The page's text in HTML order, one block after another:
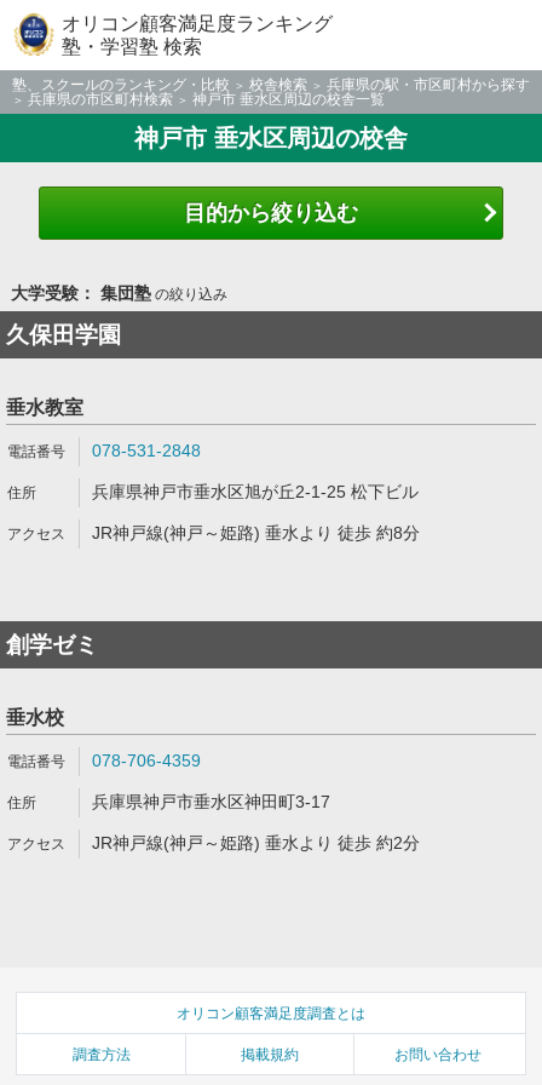
オリコン顧客満足度ランキング
塾・学習塾 検索
塾、スクールのランキング・比較 校舎検索
兵庫県の駅・市区町村から探す
兵庫県の市区町村検索
神戸市 垂水区周辺の校舎一覧
神戸市 垂水区周辺の校舎
目的から絞り込む
大学受験： 集団塾の絞り込み
久保田学園
垂水教室
078-531-2848
兵庫県神戸市垂水区旭が丘2-1-25 松下ビル
JR神戸線(神戸～姫路) 垂水より 徒歩 約8分
創学ゼミ
垂水校
078-706-4359
兵庫県神戸市垂水区神田町3-17
JR神戸線(神戸～姫路) 垂水より 徒歩 約2分
オリコン顧客満足度調査とは
調査方法 掲載規約 お問い合わせ